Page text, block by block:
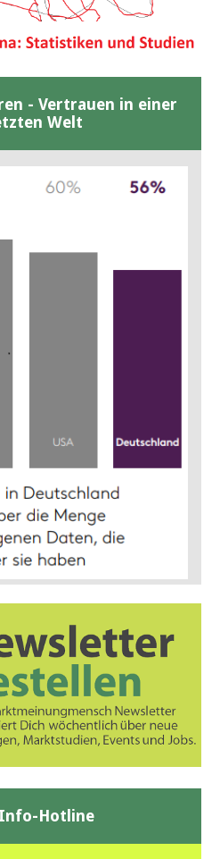
- Vertrauen in einer
Welt
Hotline